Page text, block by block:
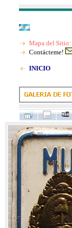
Mapa del Sitio:
Contácteme!
INICIO